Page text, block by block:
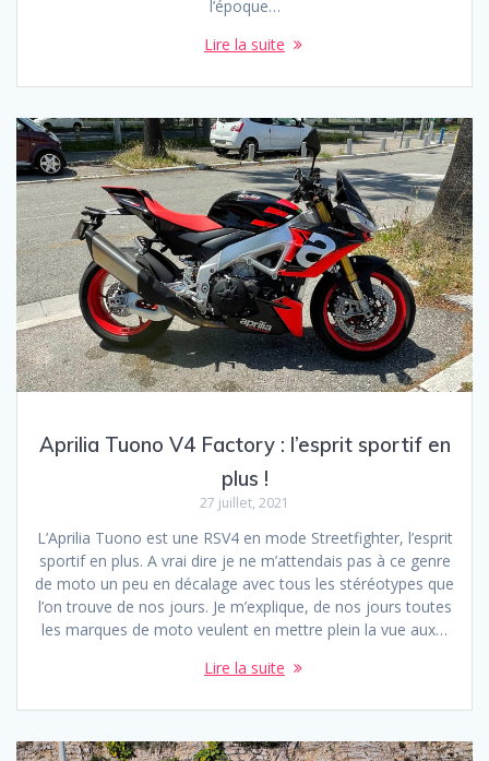
l’époque…
Lire la suite
Aprilia Tuono V4 Factory : l’esprit sportif en
plus !
27 juillet, 2021
L’Aprilia Tuono est une RSV4 en mode Streetfighter, l’esprit
sportif en plus. A vrai dire je ne m’attendais pas à ce genre
de moto un peu en décalage avec tous les stéréotypes que
l’on trouve de nos jours. Je m’explique, de nos jours toutes
les marques de moto veulent en mettre plein la vue aux…
Lire la suite